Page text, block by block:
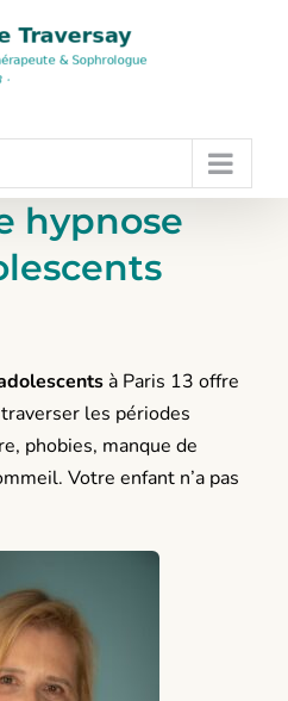
hypnose
à Paris 13 offre
les périodes
phobies, manque de
Votre enfant n’a pas